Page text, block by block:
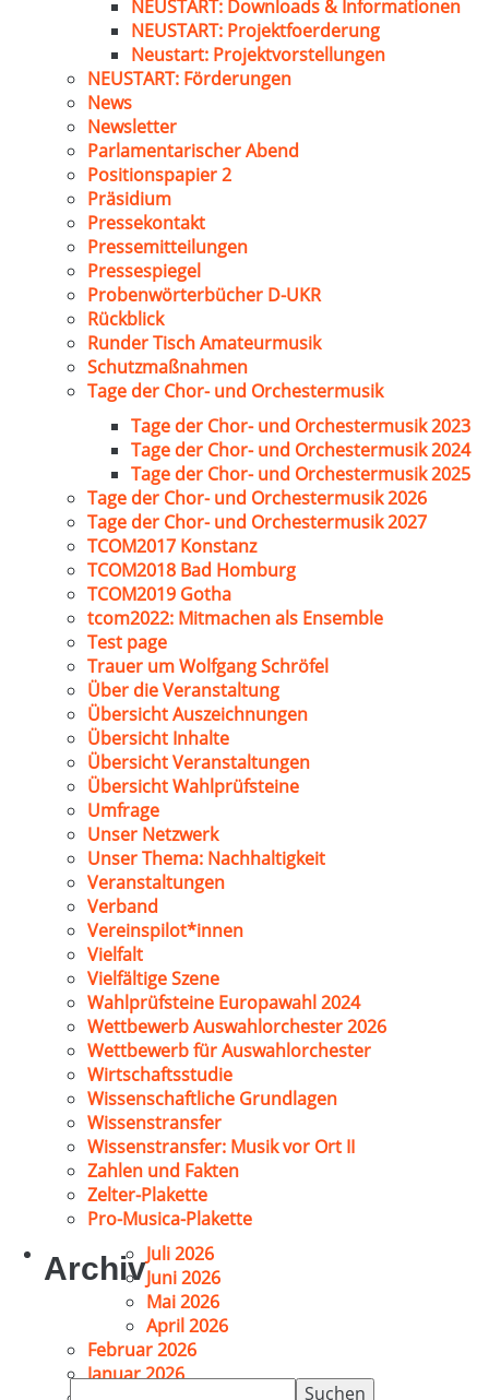
NEUSTART: Downloads & Informationen
NEUSTART: Projektfoerderung
Neustart: Projektvorstellungen
NEUSTART: Förderungen
News
Newsletter
Parlamentarischer Abend
Positionspapier 2
Präsidium
Pressekontakt
Pressemitteilungen
Pressespiegel
Probenwörterbücher D-UKR
Rückblick
Runder Tisch Amateurmusik
Schutzmaßnahmen
Tage der Chor- und Orchestermusik
Tage der Chor- und Orchestermusik 2023
Tage der Chor- und Orchestermusik 2024
Tage der Chor- und Orchestermusik 2025
Tage der Chor- und Orchestermusik 2026
Tage der Chor- und Orchestermusik 2027
TCOM2017 Konstanz
TCOM2018 Bad Homburg
TCOM2019 Gotha
tcom2022: Mitmachen als Ensemble
Test page
Trauer um Wolfgang Schröfel
Über die Veranstaltung
Übersicht Auszeichnungen
Übersicht Inhalte
Übersicht Veranstaltungen
Übersicht Wahlprüfsteine
Umfrage
Unser Netzwerk
Unser Thema: Nachhaltigkeit
Veranstaltungen
Verband
Vereinspilot*innen
Vielfalt
Vielfältige Szene
Wahlprüfsteine Europawahl 2024
Wettbewerb Auswahlorchester 2026
Wettbewerb für Auswahlorchester
Wirtschaftsstudie
Wissenschaftliche Grundlagen
Wissenstransfer
Wissenstransfer: Musik vor Ort II
Zahlen und Fakten
Zelter-Plakette
Pro-Musica-Plakette
ArchivJuli 2026
Juni 2026
Mai 2026
April 2026
Februar 2026
Januar 2026